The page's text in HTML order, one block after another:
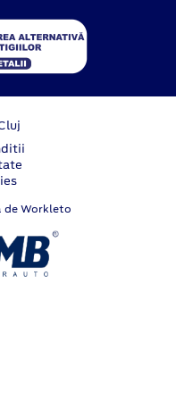
Workleto